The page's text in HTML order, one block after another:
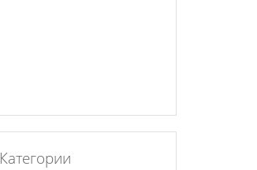
Категории